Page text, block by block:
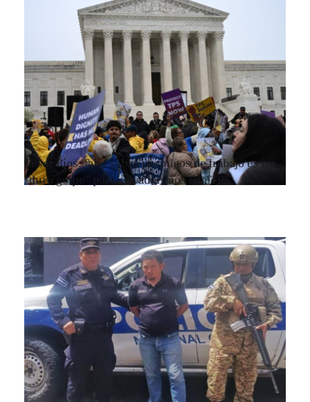
César Ríos: fallo sobre permisos de trabajo es un
“duro golpe” para salvadoreños con TPS